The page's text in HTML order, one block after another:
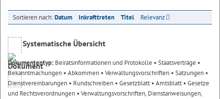
Sortieren nach:Datum Inkrafttreten Titel Relevanz
Systematische Übersicht
Dokumententyp: Beiratsinformationen und Protokolle • Staatsverträge •
Bekanntmachungen • Abkommen • Verwaltungsvorschriften • Satzungen •
Dienstvereinbarungen • Rundschreiben • Gesetzblatt• Amtsblatt• Gesetze
und Rechtsverordnungen • Verwaltungsvorschriften, Dienstanweisungen,